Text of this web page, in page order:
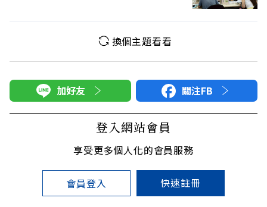
換個主題看看
加好友 關注FB
登入網站會員
享受更多個人化的會員服務
會員登入 快速註冊